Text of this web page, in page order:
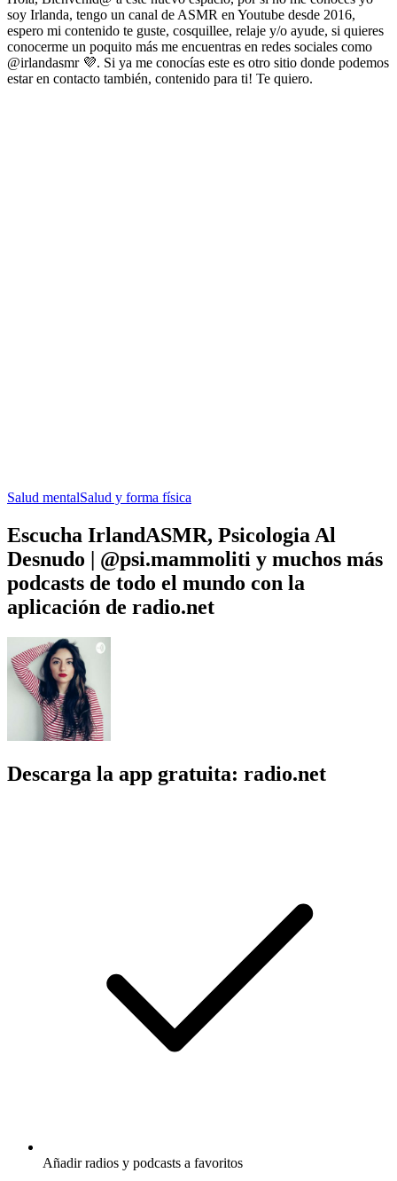
soy Irlanda, tengo un canal de ASMR en Youtube desde 2016,
espero mi contenido te guste, cosquillee, relaje y/o ayude, si quieres
conocerme un poquito más me encuentras en redes sociales como
@irlandasmr 💜. Si ya me conocías este es otro sitio donde podemos
estar en contacto también, contenido para ti! Te quiero.
Salud mentalSalud y forma física
Escucha IrlandASMR, Psicologia Al
Desnudo | @psi.mammoliti y muchos más
podcasts de todo el mundo con la
aplicación de radio.net
Descarga la app gratuita: radio.net
Añadir radios y podcasts a favoritos